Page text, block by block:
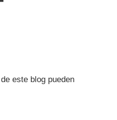
este blog pueden